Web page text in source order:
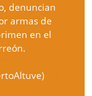
denuncian
armas de
en el